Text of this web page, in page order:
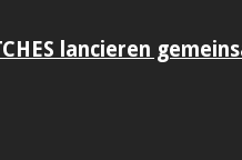
lancieren